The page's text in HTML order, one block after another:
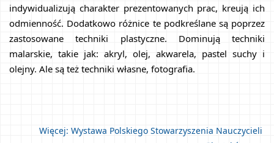
indywidualizują charakter prezentowanych prac, kreują ich
odmienność. Dodatkowo różnice te podkreślane są poprzez
zastosowane techniki plastyczne. Dominują techniki
malarskie, takie jak: akryl, olej, akwarela, pastel suchy i
olejny. Ale są też techniki własne, fotografia.
Więcej: Wystawa Polskiego Stowarzyszenia Nauczycieli